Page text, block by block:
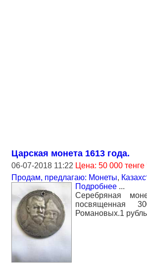
Царская монета 1613 года.
06-07-2018 11:22 Цена: 50 000 тенге
Продам, предлагаю: Монеты,
Подробнее ...
Серебряная
посвященная
Романовых.1